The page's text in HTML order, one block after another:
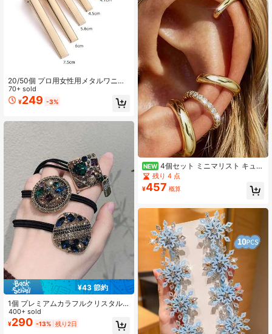
20/50個 プロ用女性用メタルワニヘ
アクリップ、マルチサイズシルバー
波状歯ヘアクリップ、鉄合金滑り止
めヘアクリップ、サロンセクショニ
ニングクリップ、ミニマリストヘア
アクセサリー、ヘアサロン、日常の
ヘアスタイリング、ホリデースタイ
リングに適しています、アクセサリ
ー、ヘアアクセサリー、ヘアクリッ
プ、ビーチアクセサリー、クロウク
70+ sold
¥249 -3%
¥43 節約
1個 プレミアムカラフルクリスタル
ヘアスクランチー、ユニークなキラ
キラポニーテールホルダー、ヘアア
クセサリー
400+ sold
¥290 -13% 残り2日
NEW 4個セット ミニマリスト キュー
ビックジルコニア イヤーカフ - スタ
ッキング可能、ピアス不要、日常の
オフィスウェアに適しています (4個
残り 4 点
¥457 概算